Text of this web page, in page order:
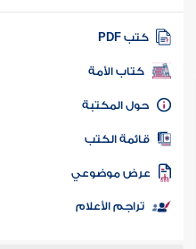
كتب PDF
كتاب الأمة
المكتبة
الكتب
موضوعي